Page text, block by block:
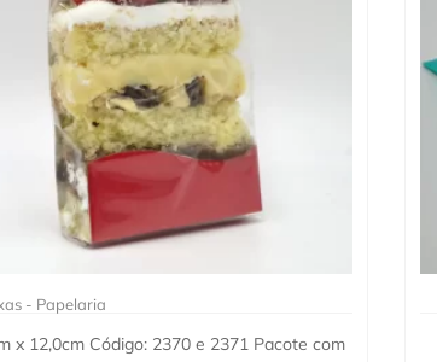
- Papelaria
x 12,0cm Código: 2370 e 2371 Pacote com